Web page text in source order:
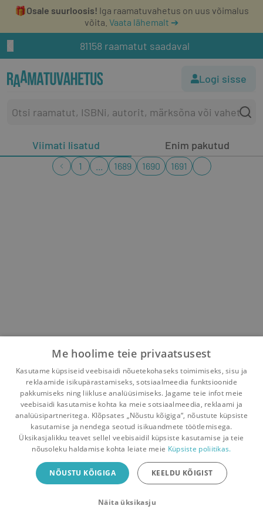
🎁Osale suurloosis! Iga raamatuvahetus on uus võimalus
võita. Vaata lähemalt ➔
81158 raamatut saadaval
Logi sisse
Viimati lisatud Enim pakutud
1 1689 1690 1691
Pealehele Ostukorv Sõnumid Teated Konto
Raamatuvahetuse mobiiliäpp
Vaheta raamatuid veelgi mugavamalt!
Me hoolime teie privaatsusest
Kasutame küpsiseid veebisaidi nõuetekohaseks toimimiseks, sisu ja
reklaamide isikupärastamiseks, sotsiaalmeedia funktsioonide
pakkumiseks ning liikluse analüüsimiseks. Jagame teie infot meie
veebisaidi kasutamise kohta ka meie sotsiaalmeedia, reklaami ja
analüüsipartneritega. Klõpsates „Nõustu kõigiga“, nõustute küpsiste
kasutamise ja nendega seotud isikuandmete töötlemisega.
Üksikasjalikku teavet sellel veebisaidil küpsiste kasutamise ja teie
nõusoleku haldamise kohta leiate meie Küpsiste poliitikas.
NÕUSTU KÕIGIGA KEELDU KÕIGIST
Näita üksikasju